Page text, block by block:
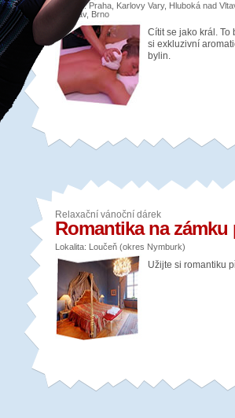
Lokalita: Praha, Karlovy Vary, Hluboká nad
Boleslav, Brno
Cítit se jako král. To
si exkluzivní
bylin.
Relaxační vánoční dárek
Romantika na zámku
Lokalita: Loučeň (okres Nymburk)
Užijte si romantiku